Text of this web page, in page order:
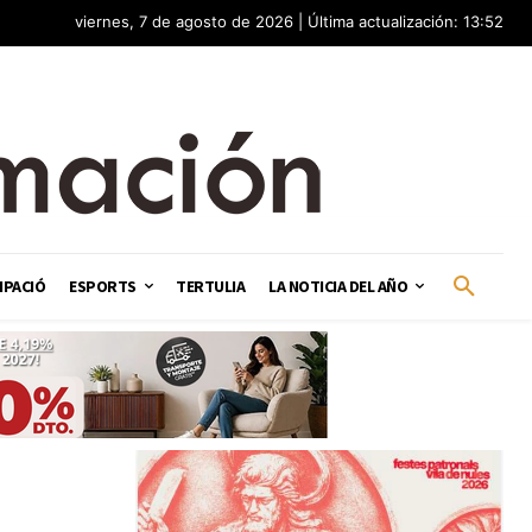
viernes, 7 de agosto de 2026 | Última actualización: 13:52
ESPORTS TERTULIA LA NOTICIA DEL AÑO